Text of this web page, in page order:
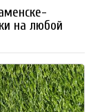
на любой